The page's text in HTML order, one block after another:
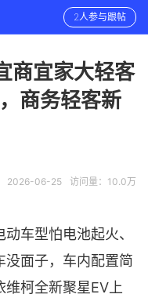
2人参与跟帖
商宜家大轻客
商务轻客新
访问量：10.0万
2026-06-25
车型怕电池起火、
没面子，车内配置简
维柯全新聚星EV上